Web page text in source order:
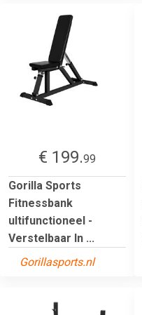
€ 199.99
Gorilla Sports
Fitnessbank
ultifunctioneel -
Verstelbaar In ...
Gorillasports.nl